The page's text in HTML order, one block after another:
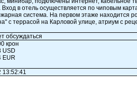
в отель осуществляется по чиповым
система. На первом этаже находится
с террасой на Карловой улице, атриум с
обсуждаться
крон
USD
EUR
13:52:41